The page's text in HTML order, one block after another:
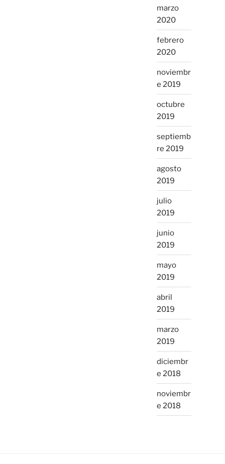
marzo
2020
febrero
2020
noviembr
e 2019
octubre
2019
septiemb
re 2019
agosto
2019
julio
2019
junio
2019
mayo
2019
abril
2019
marzo
2019
diciembr
e 2018
noviembr
e 2018